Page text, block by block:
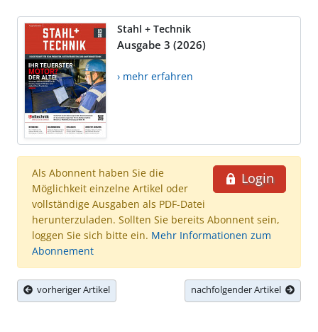
Stahl + Technik
Ausgabe 3 (2026)
› mehr erfahren
Login
Als Abonnent haben Sie die
Möglichkeit einzelne Artikel oder
vollständige Ausgaben als PDF-Datei
herunterzuladen. Sollten Sie bereits Abonnent sein,
loggen Sie sich bitte ein. Mehr Informationen zum
Abonnement
vorheriger Artikel nachfolgender Artikel